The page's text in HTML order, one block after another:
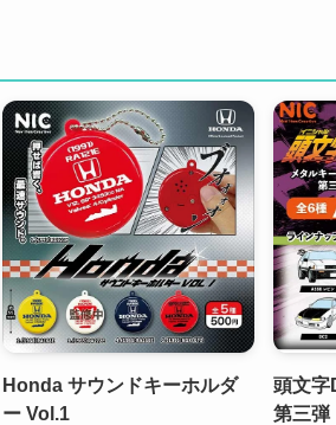
Honda サウンドキーホルダ
ー Vol.1
頭文字
第三弾